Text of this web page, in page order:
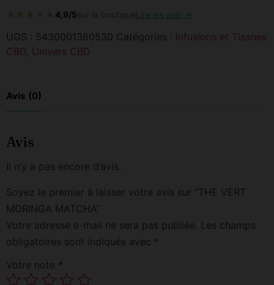
★★★★★ 4,9/5sur la boutiqueLire les avis →
UGS : 5430001360530 Catégories : Infusions et Tisanes
CBD, Univers CBD
Avis (0)
Avis
Il n’y a pas encore d’avis.
Soyez le premier à laisser votre avis sur “THE VERT
MORINGA MATCHA”
Votre adresse e-mail ne sera pas publiée. Les champs
obligatoires sont indiqués avec *
Votre note *